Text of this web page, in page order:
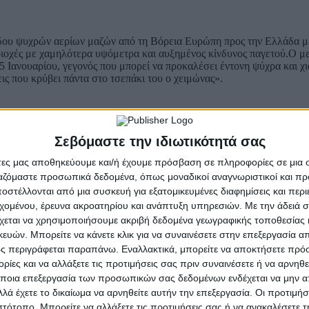
Σεβόμαστε την ιδιωτικότητά σας
μας αποθηκεύουμε και/ή έχουμε πρόσβαση σε πληροφορίες σε
προσωπικά δεδομένα, όπως μοναδικοί αναγνωριστικοί και
από μια συσκευή για εξατομικευμένες διαφημίσεις και
έρευνα ακροατηρίου και ανάπτυξη υπηρεσιών. Με την άδειά
να χρησιμοποιήσουμε ακριβή δεδομένα γεωγραφικής τοποθεσίας
Μπορείτε να κάνετε κλικ για να συναινέσετε στην επεξεργασία
περιγράφεται παραπάνω. Εναλλακτικά, μπορείτε να αποκτήσετε
και να αλλάξετε τις προτιμήσεις σας πριν συναινέσετε ή να
επεξεργασία των προσωπικών σας δεδομένων ενδέχεται να μην
έχετε το δικαίωμα να αρνηθείτε αυτήν την επεξεργασία. Οι
Μπορείτε να αλλάξετε τις προτιμήσεις σας ή να ανακαλέσετε
ψυχρών αερίων μαζών από τη Βόρεια Ευρώπη προς την Ελλάδα
με χαμηλότερα υψόμετρα και αυξημένος κίνδυνος παγετού.Ο
γεγονός που μπορεί να προκαλέσει έντονη ψύχρα
που κρύβει πάντα στο τσεπάκι του ο χειμώνας».
Από τις βραδινές ώρες αναμένονται τοπικές βροχές
κεντρικής και βόρειας ηπειρωτικής χώρας, ενώ είναι πιθανό και
από -5 έως 12-13, στην Ήπειρο από 0 έως 16 βαθμούς, στη
12, και στα υπόλοιπα νησιωτικά τμήματα του Αιγαίου και
με σταδιακή εξασθένηση προς τις βραδινές ώρες. Στο Ιόνιο
θα πνέουν γενικά βόρειοι με εντάσεις έως 3-4 μποφόρ και
αναμένονται νεφώσεις παροδικά πιο αυξημένες. Οι